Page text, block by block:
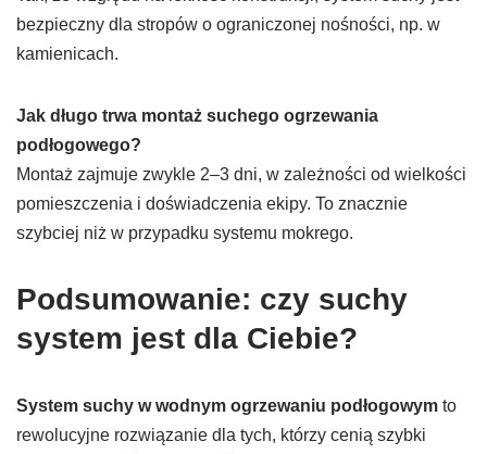
bezpieczny dla stropów o ograniczonej nośności, np. w
kamienicach.
Jak długo trwa montaż suchego ogrzewania
podłogowego?
Montaż zajmuje zwykle 2–3 dni, w zależności od wielkości
pomieszczenia i doświadczenia ekipy. To znacznie
szybciej niż w przypadku systemu mokrego.
Podsumowanie: czy suchy
system jest dla Ciebie?
System suchy w wodnym ogrzewaniu podłogowym to
rewolucyjne rozwiązanie dla tych, którzy cenią szybki